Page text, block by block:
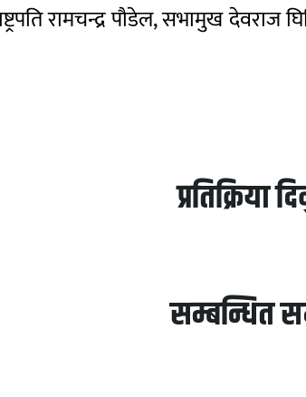
रामचन्द्र पौडेल, सभामुख देवराज
प्रतिक्रिया
सम्बन्धित